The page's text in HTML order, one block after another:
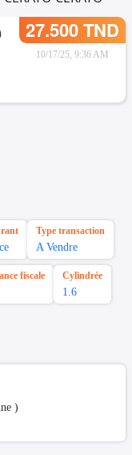
27.500 TND
10/17/25, 9:36 AM
Type transaction
A Vendre
fiscale Cylindrée
1.6
)